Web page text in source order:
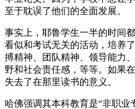
至于耽误了他们的全面发展。
事实上，耶鲁学生一半的时间
看似和考试无关的活动，培养
搏精神、团队精神、领导能力
野和社会责任感，等等。如果
失去了在那里读书的意义。
哈佛强调其本科教育是“非职业